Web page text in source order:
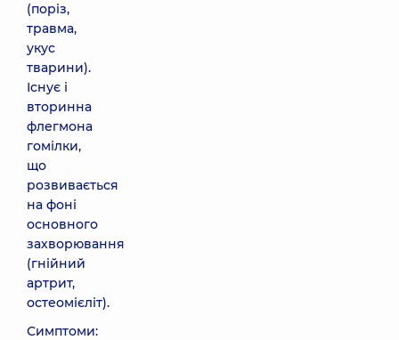
(поріз,
травма,
укус
тварини).
Існує і
вторинна
флегмона
гомілки,
що
розвивається
на фоні
основного
захворювання
(гнійний
артрит,
остеомієліт).
Симптоми: